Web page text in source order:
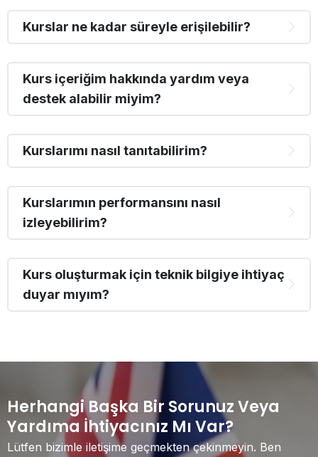
Kurslar ne kadar süreyle erişilebilir?
Kurs içeriğim hakkında yardım veya
destek alabilir miyim?
Kurslarımı nasıl tanıtabilirim?
Kurslarımın performansını nasıl
izleyebilirim?
Kurs oluşturmak için teknik bilgiye ihtiyaç
duyar mıyım?
Herhangi Başka Bir Sorunuz Veya
Yardıma İhtiyacınız Mı Var?
Lütfen bizimle iletişime geçmekten çekinmeyin. Ben